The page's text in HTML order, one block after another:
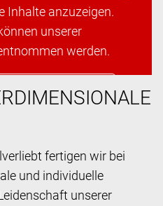
Inhalte anzuzeigen.
unserer
werden.
& fortfahren
fertigen wir bei
und individuelle
unserer